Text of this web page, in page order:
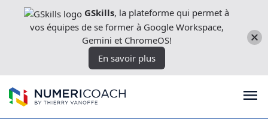
directement
GSkills, la plateforme qui permet à
vos équipes de se former à Google Workspace,
Gemini et ChromeOS!
En savoir plus